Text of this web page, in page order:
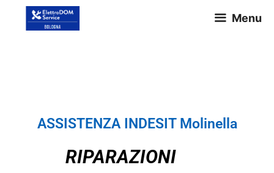
Menu
ASSISTENZA INDESIT Molinella
RIPARAZIONI